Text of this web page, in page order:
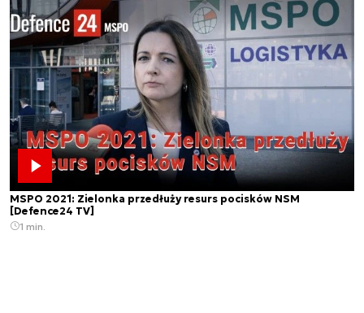
MSPO 2021: Zielonka przedłuży resurs pocisków NSM
[Defence24 TV]
1 min.